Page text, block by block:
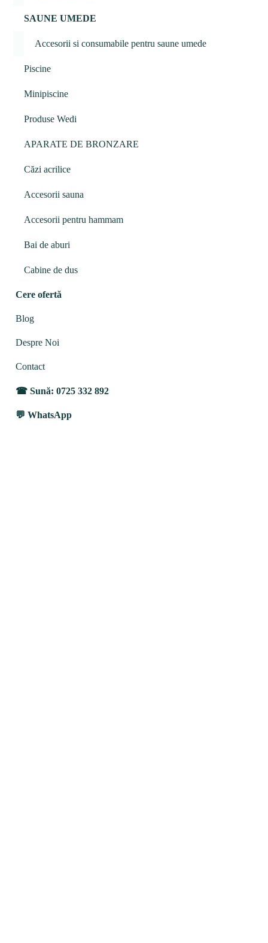
SAUNE UMEDE
Accesorii si consumabile pentru saune umede
Piscine
Minipiscine
Produse Wedi
APARATE DE BRONZARE
Căzi acrilice
Accesorii sauna
Accesorii pentru hammam
Bai de aburi
Cabine de dus
Cere ofertă
Blog
Despre Noi
Contact
Sună: 0725 332 892
WhatsApp